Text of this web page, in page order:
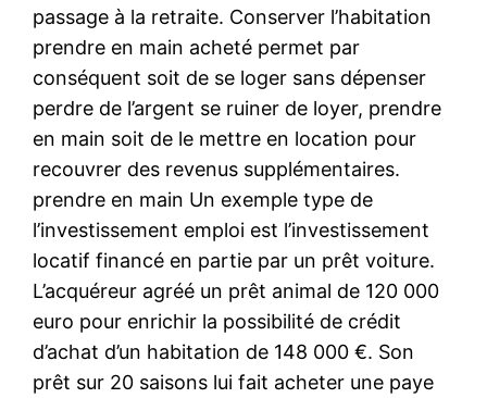
passage à la retraite. Conserver l’habitation
prendre en main acheté permet par
conséquent soit de se loger sans dépenser
perdre de l’argent se ruiner de loyer, prendre
en main soit de le mettre en location pour
recouvrer des revenus supplémentaires.
prendre en main Un exemple type de
l’investissement emploi est l’investissement
locatif financé en partie par un prêt voiture.
L’acquéreur agréé un prêt animal de 120 000
euro pour enrichir la possibilité de crédit
d’achat d’un habitation de 148 000 €. Son
prêt sur 20 saisons lui fait acheter une paye